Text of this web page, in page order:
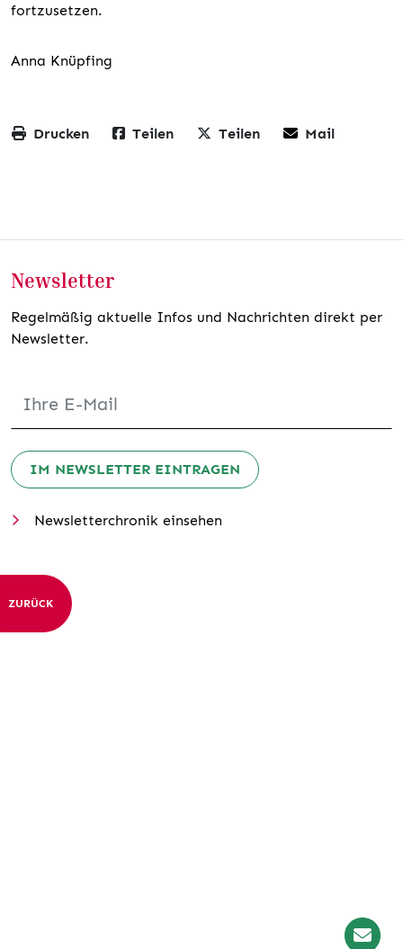
fortzusetzen.
Anna Knüpfing
Drucken Teilen Teilen Mail
Newsletter
Regelmäßig aktuelle Infos und Nachrichten direkt per
Newsletter.
IM NEWSLETTER EINTRAGEN
Newsletterchronik einsehen
ZURÜCK